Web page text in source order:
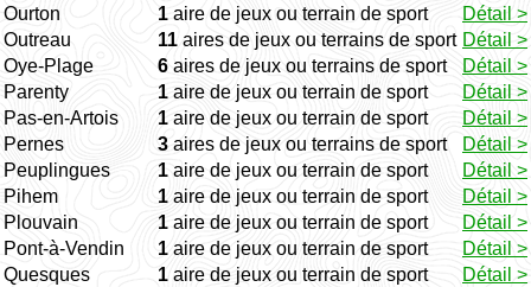
Ourton
1 aire de jeux ou terrain de sport
Détail >
Outreau
11 aires de jeux ou terrains de sport Détail >
Oye-Plage
6 aires de jeux ou terrains de sport
Détail >
Parenty
1 aire de jeux ou terrain de sport
Détail >
Pas-en-Artois
1 aire de jeux ou terrain de sport
Détail >
Pernes
3 aires de jeux ou terrains de sport
Détail >
Peuplingues
1 aire de jeux ou terrain de sport
Détail >
Pihem
1 aire de jeux ou terrain de sport
Détail >
Plouvain
1 aire de jeux ou terrain de sport
Détail >
Pont-à-Vendin
1 aire de jeux ou terrain de sport
Détail >
Quesques
1 aire de jeux ou terrain de sport
Détail >